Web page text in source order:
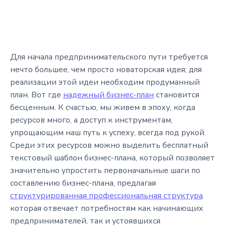
Для начала предпринимательского пути требуется
нечто большее, чем просто новаторская идея; для
реализации этой идеи необходим продуманный
план. Вот где надежный бизнес-план становится
бесценным. К счастью, мы живем в эпоху, когда
ресурсов много, а доступ к инструментам,
упрощающим наш путь к успеху, всегда под рукой.
Среди этих ресурсов можно выделить бесплатный
текстовый шаблон бизнес-плана, который позволяет
значительно упростить первоначальные шаги по
составлению бизнес-плана, предлагая
структурированная профессиональная структура
которая отвечает потребностям как начинающих
предпринимателей, так и устоявшихся